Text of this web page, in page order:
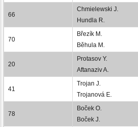
66
Chmielewski J.
Hundla R.
70
Březík M.
Běhula M.
20
Protasov Y.
Aftanaziv A.
41
Trojan J.
Trojanová E.
78
Boček O.
Boček J.